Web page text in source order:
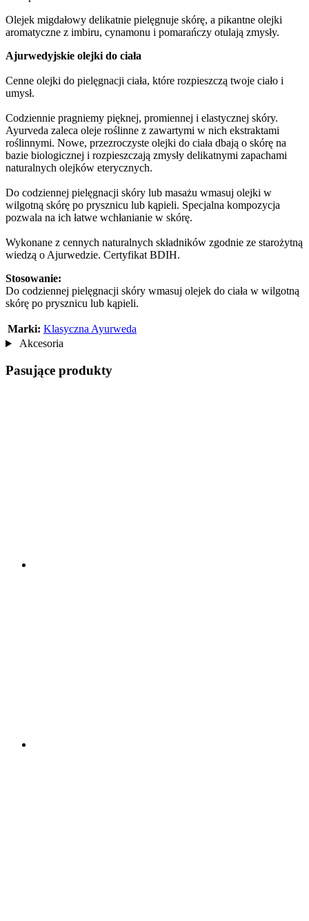
Olejek migdałowy delikatnie pielęgnuje skórę, a pikantne olejki
aromatyczne z imbiru, cynamonu i pomarańczy otulają zmysły.
Ajurwedyjskie olejki do ciała
Cenne olejki do pielęgnacji ciała, które rozpieszczą twoje ciało i
umysł.
Codziennie pragniemy pięknej, promiennej i elastycznej skóry.
Ayurveda zaleca oleje roślinne z zawartymi w nich ekstraktami
roślinnymi. Nowe, przezroczyste olejki do ciała dbają o skórę na
bazie biologicznej i rozpieszczają zmysły delikatnymi zapachami
naturalnych olejków eterycznych.
Do codziennej pielęgnacji skóry lub masażu wmasuj olejki w
wilgotną skórę po prysznicu lub kąpieli. Specjalna kompozycja
pozwala na ich łatwe wchłanianie w skórę.
Wykonane z cennych naturalnych składników zgodnie ze starożytną
wiedzą o Ajurwedzie. Certyfikat BDIH.
Stosowanie:
Do codziennej pielęgnacji skóry wmasuj olejek do ciała w wilgotną
skórę po prysznicu lub kąpieli.
Marki: Klasyczna Ayurweda
Akcesoria
Pasujące produkty